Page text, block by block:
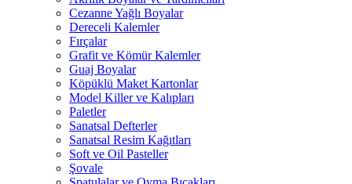
Cezanne Yağlı Boyalar
Dereceli Kalemler
Fırçalar
Grafit ve Kömür Kalemler
Guaj Boyalar
Köpüklü Maket Kartonlar
Model Killer ve Kalıpları
Paletler
Sanatsal Defterler
Sanatsal Resim Kağıtları
Soft ve Oil Pasteller
Şovale